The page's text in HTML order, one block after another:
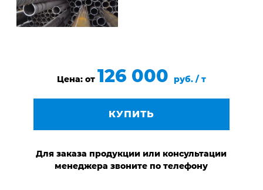
Цена: от 126 000 руб. / т
КУПИТЬ
Для заказа продукции или консультации
менеджера звоните по телефону